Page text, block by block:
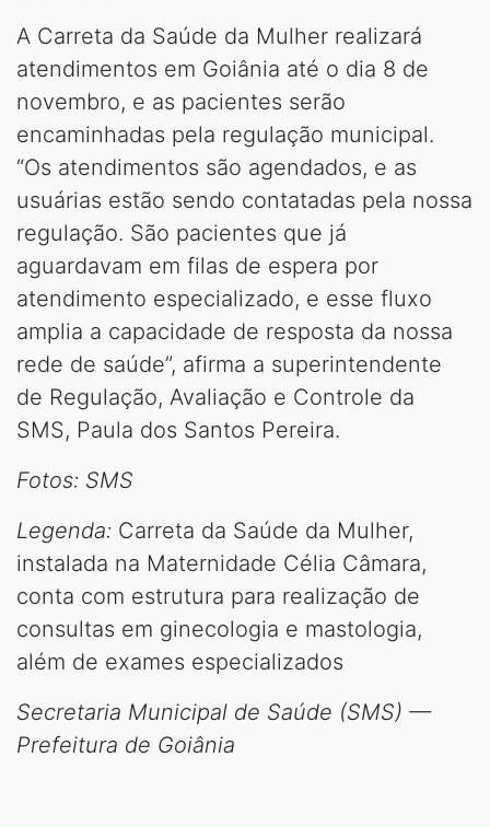
A Carreta da Saúde da Mulher realizará
atendimentos em Goiânia até o dia 8 de
novembro, e as pacientes serão
encaminhadas pela regulação municipal.
“Os atendimentos são agendados, e as
usuárias estão sendo contatadas pela nossa
regulação. São pacientes que já
aguardavam em filas de espera por
atendimento especializado, e esse fluxo
amplia a capacidade de resposta da nossa
rede de saúde”, afirma a superintendente
de Regulação, Avaliação e Controle da
SMS, Paula dos Santos Pereira.
Fotos: SMS
Legenda: Carreta da Saúde da Mulher,
instalada na Maternidade Célia Câmara,
conta com estrutura para realização de
consultas em ginecologia e mastologia,
além de exames especializados
Secretaria Municipal de Saúde (SMS) —
Prefeitura de Goiânia